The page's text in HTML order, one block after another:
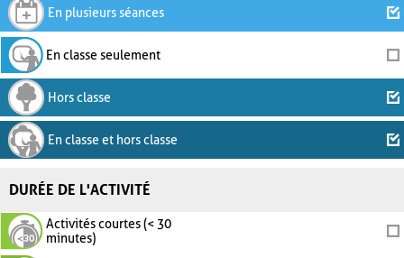
En plusieurs séances
En classe seulement
Hors classe
En classe et hors classe
DURÉE DE L'ACTIVITÉ
Activités courtes (< 30
minutes)